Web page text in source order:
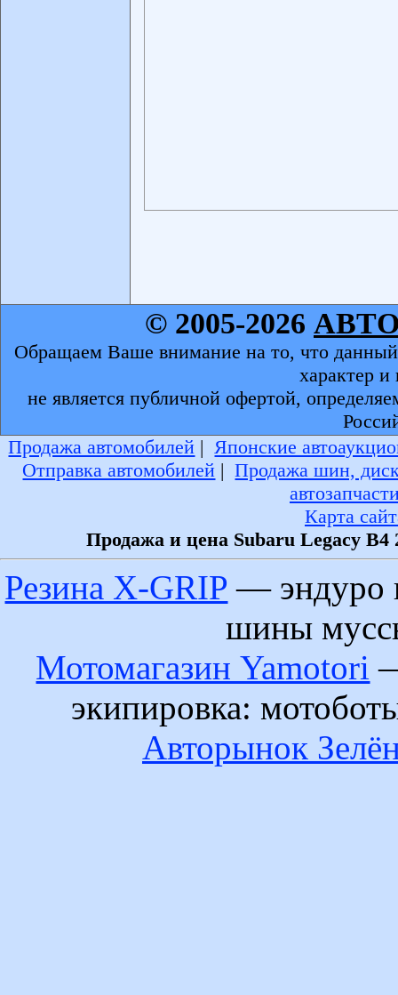
© 2005-2026
Обращаем Ваше внимание на то, что
характер
не является публичной офертой,
Продажа автомобилей | Японские
Отправка автомобилей |Продажа шин,
Карта
Продажа и цена Subaru Legacy
Резина X-GRIP — эндуро
шины
Мотомагазин Yamotori
экипировка:
Авторынок